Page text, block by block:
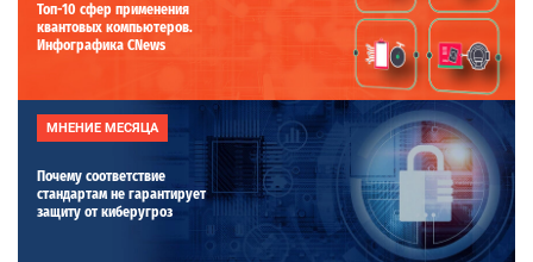
Топ-10 сфер применения
квантовых компьютеров.
Инфографика CNews
МНЕНИЕ МЕСЯЦА
Почему соответствие
стандартам не гарантирует
защиту от киберугроз